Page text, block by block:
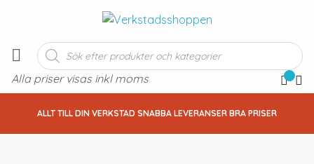
Alla priser visas inkl moms
Produktsökning
ALLT TILL DIN VERKSTAD SNABBA LEVERANSER BRA PRISER